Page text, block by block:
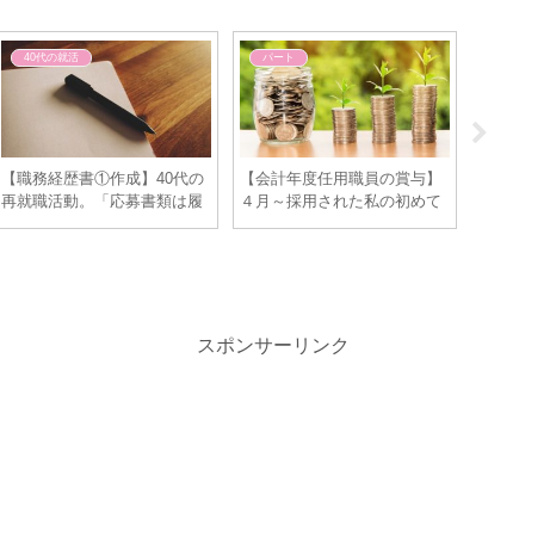
40代の就活
【職務経歴書①作成】40代の
再就職活動。「応募書類は履
歴書＋職務経歴書」という会
パート
【会計年度任用職員の賞与】
４月～採用された私の初めて
のボーナスの金額は・・
スポンサーリンク